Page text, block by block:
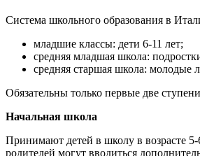
Система школьного образования в
младшие классы: дети 6-11 лет;
средняя младшая школа:
средняя старшая школа: молодые
Обязательны только первые две
Начальная школа
Принимают детей в школу в возрасте
родителей могут вводиться